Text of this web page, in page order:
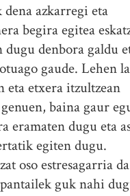
dena azkarregi eta
begira egitea
dugu denbora galdu
gaude. Lehen
eta etxera itzultzean
baina gaur
eramaten dugu eta
egiten dugu.
oso estresagarria
guk nahi